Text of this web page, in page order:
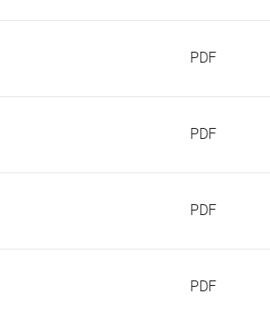
PDF
PDF
PDF
PDF